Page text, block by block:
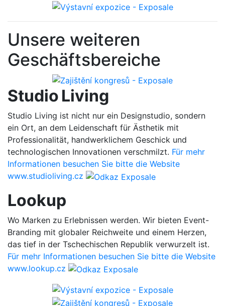
Unsere weiteren
Geschäftsbereiche
Studio Living
Studio Living ist nicht nur ein Designstudio, sondern
ein Ort, an dem Leidenschaft für Ästhetik mit
Professionalität, handwerklichem Geschick und
technologischen Innovationen verschmilzt. Für mehr
Informationen besuchen Sie bitte die Website
www.studioliving.cz
Lookup
Wo Marken zu Erlebnissen werden. Wir bieten Event-
Branding mit globaler Reichweite und einem Herzen,
das tief in der Tschechischen Republik verwurzelt ist.
Für mehr Informationen besuchen Sie bitte die Website
www.lookup.cz